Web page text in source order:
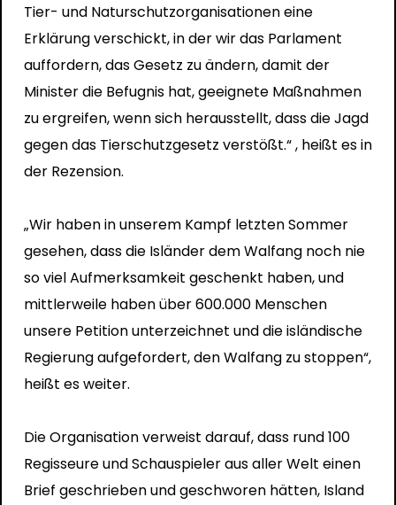
Tier- und Naturschutzorganisationen eine
Erklärung verschickt, in der wir das Parlament
auffordern, das Gesetz zu ändern, damit der
Minister die Befugnis hat, geeignete Maßnahmen
zu ergreifen, wenn sich herausstellt, dass die Jagd
gegen das Tierschutzgesetz verstößt.“ , heißt es in
der Rezension.
„Wir haben in unserem Kampf letzten Sommer
gesehen, dass die Isländer dem Walfang noch nie
so viel Aufmerksamkeit geschenkt haben, und
mittlerweile haben über 600.000 Menschen
unsere Petition unterzeichnet und die isländische
Regierung aufgefordert, den Walfang zu stoppen“,
heißt es weiter.
Die Organisation verweist darauf, dass rund 100
Regisseure und Schauspieler aus aller Welt einen
Brief geschrieben und geschworen hätten, Island